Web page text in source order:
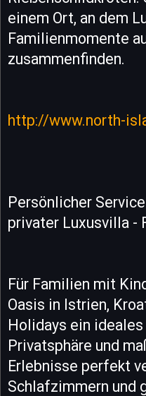
einem Ort, an dem
Familienmomente
zusammenfinden.
http://www.north-
Persönlicher
privater Luxusvilla -
Für Familien mit
Oasis in Istrien,
Holidays ein ideales
Privatsphäre und
Erlebnisse perfekt
Schlafzimmern und